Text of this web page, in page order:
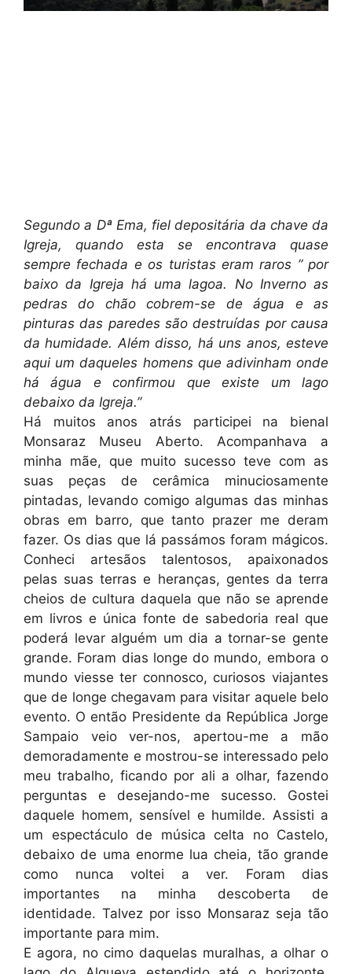
Segundo a Dª Ema, fiel depositária da chave da
Igreja, quando esta se encontrava quase
sempre fechada e os turistas eram raros ” por
baixo da Igreja há uma lagoa. No Inverno as
pedras do chão cobrem-se de água e as
pinturas das paredes são destruídas por causa
da humidade. Além disso, há uns anos, esteve
aqui um daqueles homens que adivinham onde
há água e confirmou que existe um lago
debaixo da Igreja.”
Há muitos anos atrás participei na bienal
Monsaraz Museu Aberto. Acompanhava a
minha mãe, que muito sucesso teve com as
suas peças de cerâmica minuciosamente
pintadas, levando comigo algumas das minhas
obras em barro, que tanto prazer me deram
fazer. Os dias que lá passámos foram mágicos.
Conheci artesãos talentosos, apaixonados
pelas suas terras e heranças, gentes da terra
cheios de cultura daquela que não se aprende
em livros e única fonte de sabedoria real que
poderá levar alguém um dia a tornar-se gente
grande. Foram dias longe do mundo, embora o
mundo viesse ter connosco, curiosos viajantes
que de longe chegavam para visitar aquele belo
evento. O então Presidente da República Jorge
Sampaio veio ver-nos, apertou-me a mão
demoradamente e mostrou-se interessado pelo
meu trabalho, ficando por ali a olhar, fazendo
perguntas e desejando-me sucesso. Gostei
daquele homem, sensível e humilde. Assisti a
um espectáculo de música celta no Castelo,
debaixo de uma enorme lua cheia, tão grande
como nunca voltei a ver. Foram dias
importantes na minha descoberta de
identidade. Talvez por isso Monsaraz seja tão
importante para mim.
E agora, no cimo daquelas muralhas, a olhar o